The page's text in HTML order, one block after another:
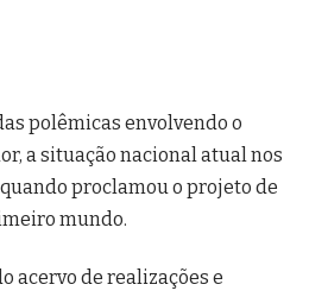
polêmicas envolvendo o
a situação nacional atual nos
proclamou o projeto de
mundo.
acervo de realizações e